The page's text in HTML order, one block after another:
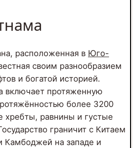
расположенная в Юго-
своим разнообразием
и богатой историей.
включает протяженную
более 3200
хребты, равнины и густые
граничит с Китаем
Камбоджей на западе и